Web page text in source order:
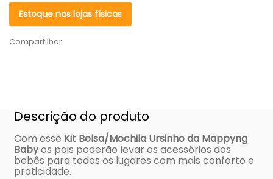
Estoque nas lojas físicas
Compartilhar
Descrição do produto
Com esse Kit Bolsa/Mochila Ursinho da Mappyng
Babyos pais poderão levar os acessórios dos
bebês para todos os lugares com mais conforto e
praticidade.